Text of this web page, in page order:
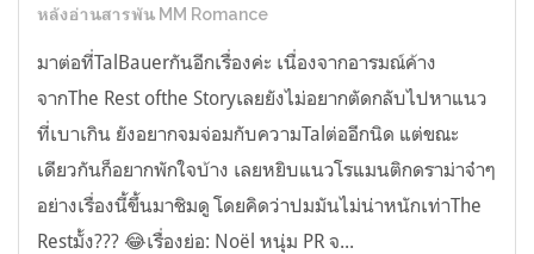
หลังอ่านสารพัน MM Romance
มาต่อที่TalBauerกันอีกเรื่องค่ะ เนื่องจากอารมณ์ค้าง
จากThe Rest ofthe Storyเลยยังไม่อยากตัดกลับไปหาแนว
ที่เบาเกิน ยังอยากจมจ่อมกับความTalต่ออีกนิด แต่ขณะ
เดียวกันก็อยากพักใจบ้าง เลยหยิบแนวโรแมนติกดราม่าจ๋าๆ
อย่างเรื่องนี้ขึ้นมาชิมดู โดยคิดว่าปมมันไม่น่าหนักเท่าThe
Restมั้ง??? 😂เรื่องย่อ: Noël หนุ่ม PR จ...